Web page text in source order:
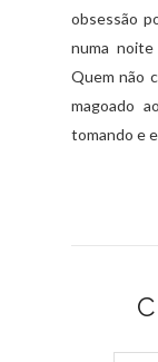
obsessão
numa noite
Quem não
magoado
tomando e